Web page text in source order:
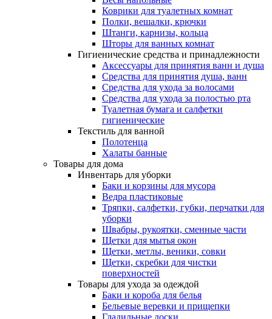
Коврики для туалетных комнат
Полки, вешалки, крючки
Штанги, карнизы, кольца
Шторы для ванных комнат
Гигиенические средства и принадлежности
Аксессуары для принятия ванн и душа
Средства для принятия душа, ванн
Средства для ухода за волосами
Средства для ухода за полостью рта
Туалетная бумага и салфетки
гигиенические
Текстиль для ванной
Полотенца
Халаты банные
Товары для дома
Инвентарь для уборки
Баки и корзины для мусора
Ведра пластиковые
Тряпки, салфетки, губки, перчатки для
уборки
Швабры, рукоятки, сменные части
Щетки для мытья окон
Щетки, метлы, веники, совки
Щетки, скребки для чистки
поверхностей
Товары для ухода за одеждой
Баки и короба для белья
Бельевые веревки и прищепки
Гладильные доски